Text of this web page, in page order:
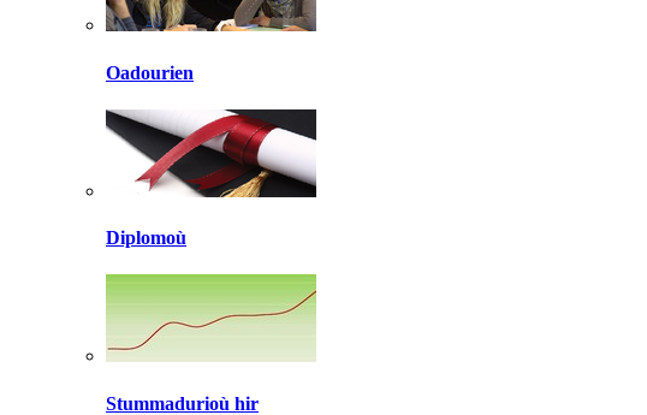
Oadourien
Diplomoù
Stummadurioù hir